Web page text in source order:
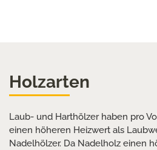
Holzarten
Laub- und Harthölzer haben pro
einen höheren Heizwert als
Nadelhölzer. Da Nadelholz einen